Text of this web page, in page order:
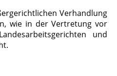
Verhandlung
wie in der Vertretung vor
und